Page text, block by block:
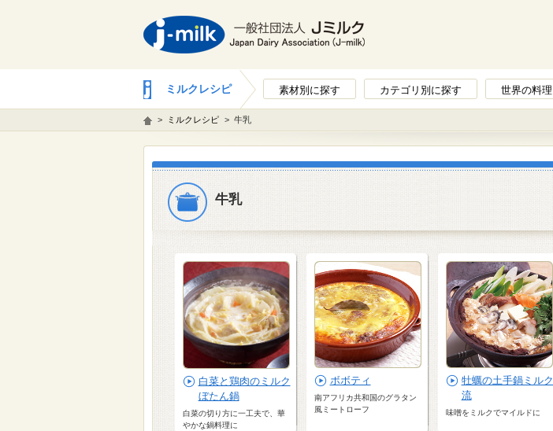
ミルクレシピ 素材別に探す カテゴリ別に探す 世界の料理
> ミルクレシピ > 牛乳
牛乳
白菜と鶏肉のミルク
ぼたん鍋
白菜の切り方に一工夫で、華
やかな鍋料理に
ボボティ
南アフリカ共和国のグラタン
風ミートローフ
牡蠣の土手鍋ミルク
流
味噌をミルクでマイルドに